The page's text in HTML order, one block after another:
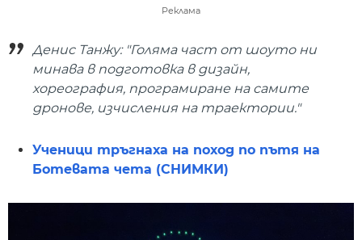
Реклама
Денис Танжу: "Голяма част от шоуто ни
минава в подготовка в дизайн,
хореография, програмиране на самите
дронове, изчисления на траектории."
Ученици тръгнаха на поход по пътя на
Ботевата чета (СНИМКИ)